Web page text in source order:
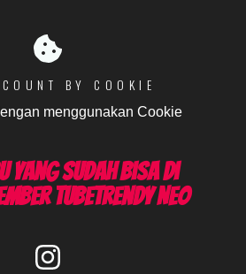
BY COOKIE
menggunakan Cookie
Yang Sudah Bisa di
Tubetrendy Neo